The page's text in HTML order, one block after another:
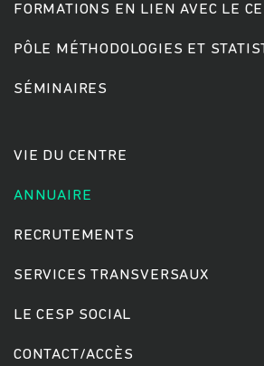
FORMATIONS EN LIEN AVEC LE
PÔLE MÉTHODOLOGIES ET
SÉMINAIRES
VIE DU CENTRE
ANNUAIRE
RECRUTEMENTS
SERVICES TRANSVERSAUX
LE CESP SOCIAL
CONTACT/ACCÈS